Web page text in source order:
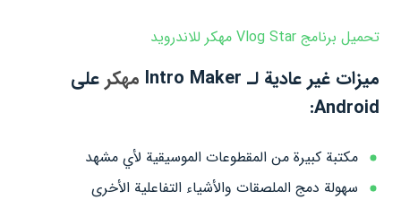
تحميل برنامج Vlog Star مهكر للاندرويد
ميزات غير عادية لـ Intro Maker مهكر على
Android:
مكتبة كبيرة من المقطوعات الموسيقية لأي مشهد
سهولة دمج الملصقات والأشياء التفاعلية الأخرى